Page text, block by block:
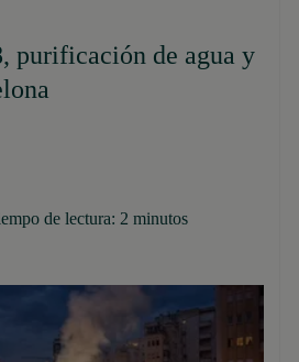
purificación de agua y
de lectura: 2 minutos